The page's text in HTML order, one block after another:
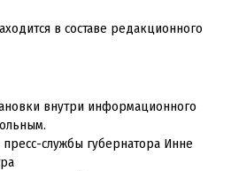
в составе редакционного
внутри информационного
службы губернатора Инне